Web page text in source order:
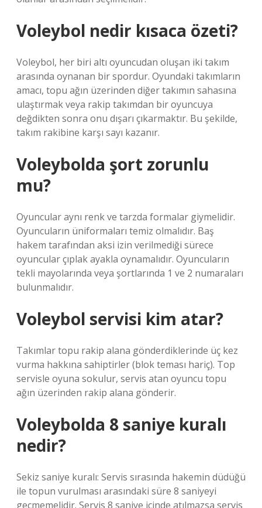
Voleybol nedir kısaca özeti?
Voleybol, her biri altı oyuncudan oluşan iki takım
arasında oynanan bir spordur. Oyundaki takımların
amacı, topu ağın üzerinden diğer takımın sahasına
ulaştırmak veya rakip takımdan bir oyuncuya
değdikten sonra onu dışarı çıkarmaktır. Bu şekilde,
takım rakibine karşı sayı kazanır.
Voleybolda şort zorunlu
mu?
Oyuncular aynı renk ve tarzda formalar giymelidir.
Oyuncuların üniformaları temiz olmalıdır. Baş
hakem tarafından aksi izin verilmediği sürece
oyuncular çıplak ayakla oynamalıdır. Oyuncuların
tekli mayolarında veya şortlarında 1 ve 2 numaraları
bulunmalıdır.
Voleybol servisi kim atar?
Takımlar topu rakip alana gönderdiklerinde üç kez
vurma hakkına sahiptirler (blok teması hariç). Top
servisle oyuna sokulur, servis atan oyuncu topu
ağın üzerinden rakip alana gönderir.
Voleybolda 8 saniye kuralı
nedir?
Sekiz saniye kuralı: Servis sırasında hakemin düdüğü
ile topun vurulması arasındaki süre 8 saniyeyi
geçmemelidir. Servis 8 saniye içinde atılmazsa servis